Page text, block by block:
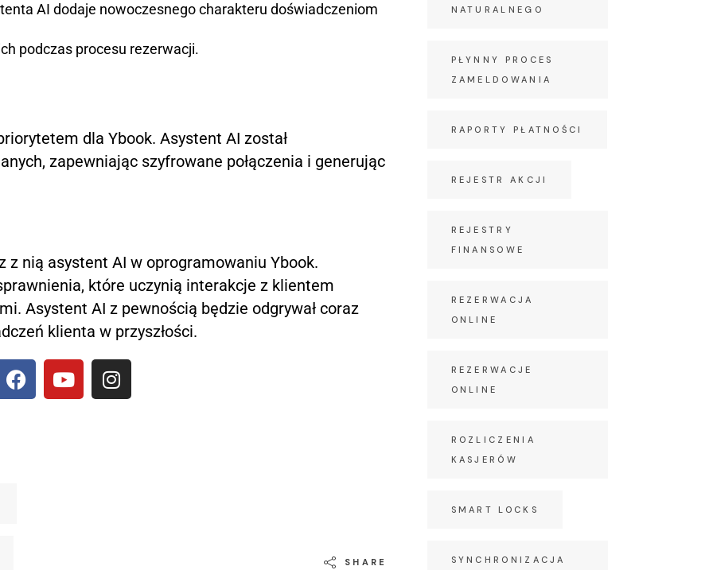
AI dodaje nowoczesnego charakteru doświadczeniom
podczas procesu rezerwacji.
dla Ybook. Asystent AI został
zapewniając szyfrowane połączenia i generując
z nią asystent AI w oprogramowaniu Ybook.
które uczynią interakcje z klientem
Asystent AI z pewnością będzie odgrywał coraz
klienta w przyszłości.
SHARE
NATURALNEGO
PŁYNNY PROCES
ZAMELDOWANIA
RAPORTY PŁATNOŚCI
REJESTR AKCJI
REJESTRY
FINANSOWE
REZERWACJA
ONLINE
REZERWACJE
ONLINE
ROZLICZENIA
KASJERÓW
SMART LOCKS
SYNCHRONIZACJA